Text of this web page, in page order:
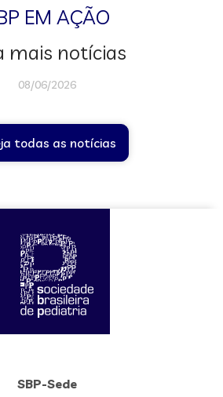
EM AÇÃO
mais notícias
08/06/2026
todas as notícias
SBP-Sede